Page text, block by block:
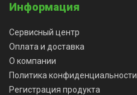
Информация
Сервисный центр
Оплата и доставка
О компании
Политика конфиденциальности
Регистрация продукта